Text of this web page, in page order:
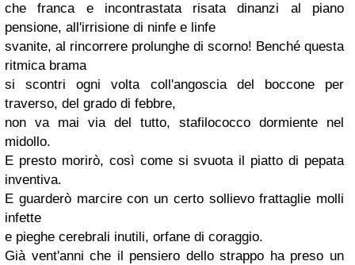
che franca e incontrastata risata dinanzi al piano
pensione, all'irrisione di ninfe e linfe
svanite, al rincorrere prolunghe di scorno! Benché questa
ritmica brama
si scontri ogni volta coll'angosciadel boccone per
traverso, del grado di febbre,
non va mai via del tutto, stafilococco dormiente nel
midollo.
E presto morirò, così come si svuota il piatto di pepata
inventiva.
E guarderòmarcire con un certo sollievo frattaglie molli
infette
e pieghe cerebrali inutili, orfane di coraggio.
Già vent'anni che il pensiero dello strappo ha preso un